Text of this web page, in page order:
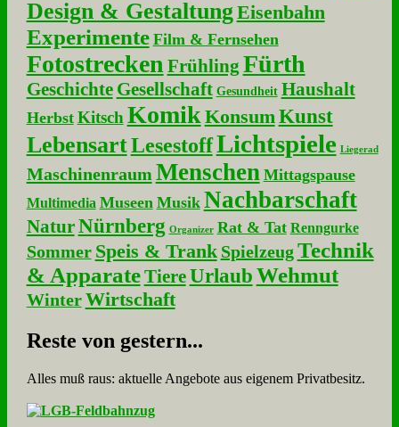
Design & GestaltungEisenbahn
Experimente Film & Fernsehen
Fotostrecken Frühling Fürth
Geschichte Gesellschaft Gesundheit Haushalt
Herbst Kitsch KomikKonsumKunst
LebensartLesestoffLichtspiele Liegerad
Maschinenraum Menschen Mittagspause
Multimedia Museen Musik Nachbarschaft
NaturNürnberg Organizer Rat & Tat Renngurke
Sommer Speis & Trank Spielzeug Technik
& Apparate Tiere UrlaubWehmut
Winter Wirtschaft
Re­ste von ge­stern...
Alles muß raus: aktuelle An­ge­bo­te aus eigenem Privatbesitz.